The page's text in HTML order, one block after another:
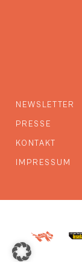
NEWSLETTER
PRESSE
KONTAKT
IMPRESSUM